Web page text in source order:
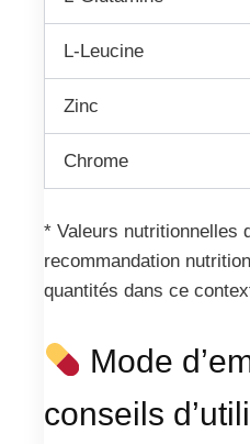
L-Leucine
Zinc
Chrome
* Valeurs nutritionnelles
recommandation
quantités dans ce
Mode
conseils